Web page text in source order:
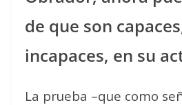
de que son
incapaces, en su
La prueba –que como